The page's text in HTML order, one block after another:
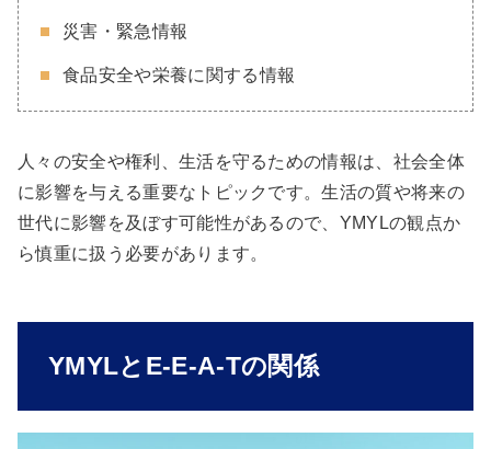
災害・緊急情報
食品安全や栄養に関する情報
人々の安全や権利、生活を守るための情報は、社会全体
に影響を与える重要なトピックです。生活の質や将来の
世代に影響を及ぼす可能性があるので、YMYLの観点か
ら慎重に扱う必要があります。
YMYLとE-E-A-Tの関係